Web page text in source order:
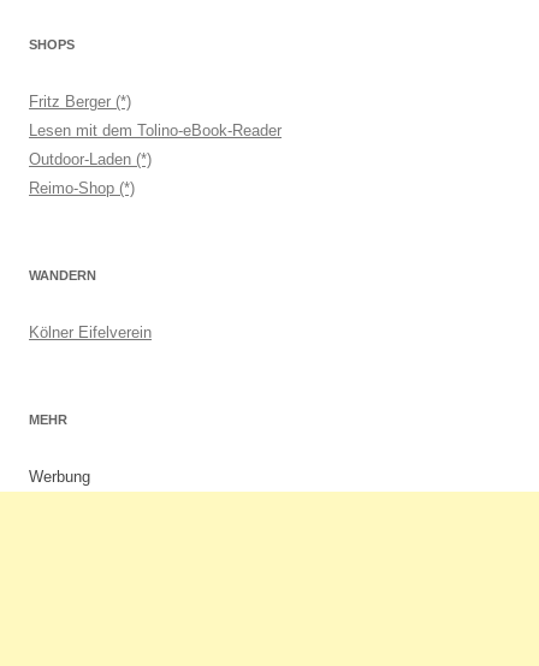
SHOPS
Fritz Berger (*)
Lesen mit dem Tolino-eBook-Reader
Outdoor-Laden (*)
Reimo-Shop (*)
WANDERN
Kölner Eifelverein
MEHR
Werbung